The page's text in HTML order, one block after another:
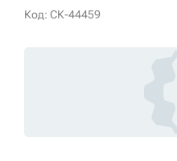
Код: СК-44459
3D тур по производству